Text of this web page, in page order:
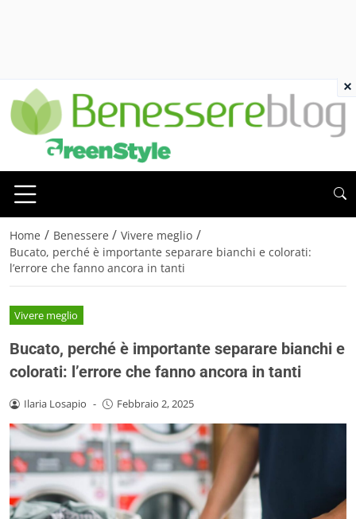
Home / Benessere / Vivere meglio /
Bucato, perché è importante separare bianchi e colorati:
l’errore che fanno ancora in tanti
Vivere meglio
Bucato, perché è importante separare bianchi e
colorati: l’errore che fanno ancora in tanti
Ilaria Losapio - Febbraio 2, 2025
×